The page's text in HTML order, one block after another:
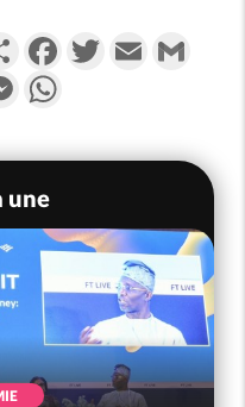
PartagerFacebookTwitterEmail
Messenger
une